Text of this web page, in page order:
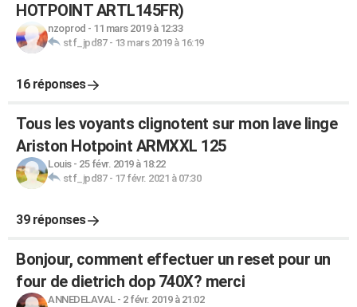
HOTPOINT ARTL145FR)
nzoprod - 11 mars 2019 à 12:33
stf_jpd87- 13 mars 2019 à 16:19
16 réponses
Tous les voyants clignotent sur mon lave linge
Ariston Hotpoint ARMXXL 125
Louis- 25 févr. 2019 à 18:22
stf_jpd87- 17 févr. 2021 à 07:30
39 réponses
Bonjour, comment effectuer un reset pour un
four de dietrich dop 740X? merci
ANNEDELAVAL- 2 févr. 2019 à 21:02